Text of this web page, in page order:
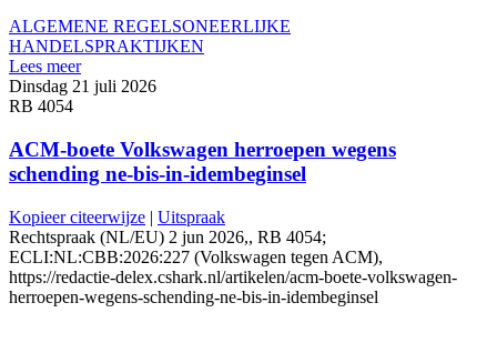
ALGEMENE REGELSONEERLIJKE
HANDELSPRAKTIJKEN
Lees meer
Dinsdag 21 juli 2026
RB 4054
ACM-boete Volkswagen herroepen wegens
schending ne-bis-in-idembeginsel
Kopieer citeerwijze | Uitspraak
Rechtspraak (NL/EU) 2 jun 2026,, RB 4054;
ECLI:NL:CBB:2026:227 (Volkswagen tegen ACM),
https://redactie-delex.cshark.nl/artikelen/acm-boete-volkswagen-
herroepen-wegens-schending-ne-bis-in-idembeginsel